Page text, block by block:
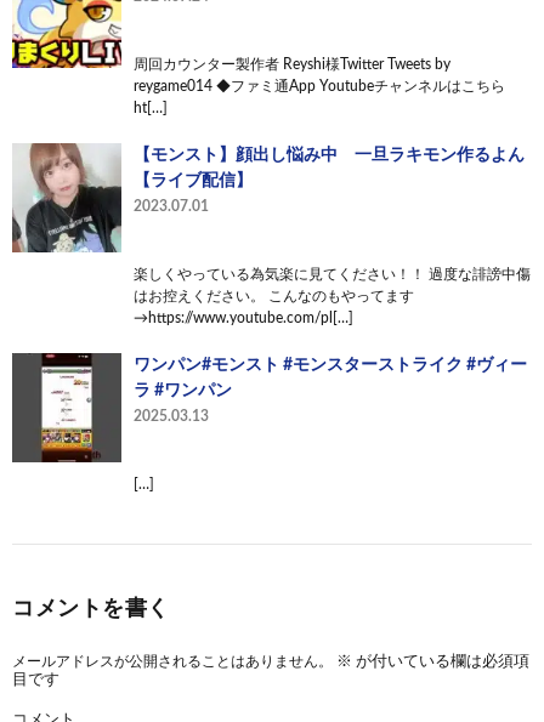
周回カウンター製作者 Reyshi様Twitter Tweets by
reygame014 ◆ファミ通App Youtubeチャンネルはこちら
ht[…]
【モンスト】顔出し悩み中 一旦ラキモン作るよん
【ライブ配信】
2023.07.01
楽しくやっている為気楽に見てください！！ 過度な誹謗中傷
はお控えください。 こんなのもやってます
→https://www.youtube.com/pl[…]
ワンパン#モンスト #モンスターストライク #ヴィー
ラ #ワンパン
2025.03.13
[…]
コメントを書く
メールアドレスが公開されることはありません。 ※ が付いている欄は必須項
目です